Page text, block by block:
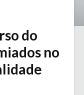
do
no